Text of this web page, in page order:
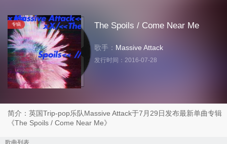
专辑 The Spoils / Come Near Me
歌手： Massive Attack
发行时间： 2016-07-28
简介：英国Trip-pop乐队Massive Attack于7月29日发布最新单曲专辑
《The Spoils / Come Near Me》
歌曲列表